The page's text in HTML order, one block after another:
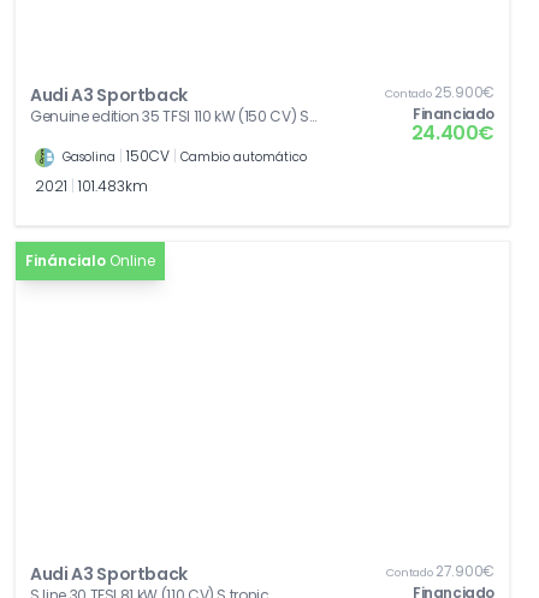
Audi A3 Sportback
Genuine edition 35 TFSI 110 kW (150 CV) S
Contado25.900€
Financiado
24.400€
Gasolina 150CV Cambio automático
2021 101.483km
Fináncialo Online
Audi A3 Sportback Contado27.900€
Financiado